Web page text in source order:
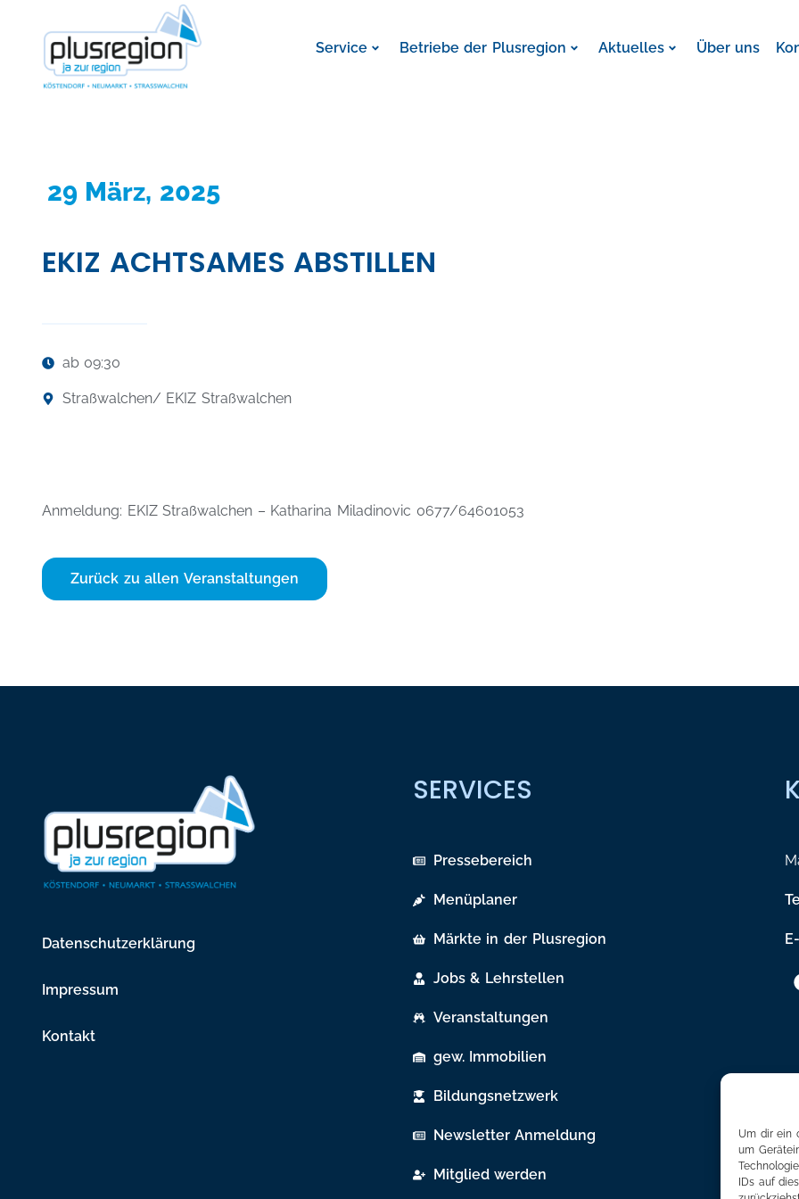
Um dir ein
um
IDs auf
Service Betriebe der Plusregion Aktuelles Über uns
29 März, 2025
EKIZ ACHTSAMES ABSTILLEN
ab 09:30
Straßwalchen/ EKIZ Straßwalchen
Anmeldung: EKIZ Straßwalchen – Katharina Miladinovic 0677/64601053
Zurück zu allen Veranstaltungen
Datenschutzerklärung
Impressum
Kontakt
SERVICES
Pressebereich
Menüplaner
Märkte in der Plusregion
Jobs & Lehrstellen
Veranstaltungen
gew. Immobilien
Bildungsnetzwerk
Newsletter Anmeldung
Mitglied werden